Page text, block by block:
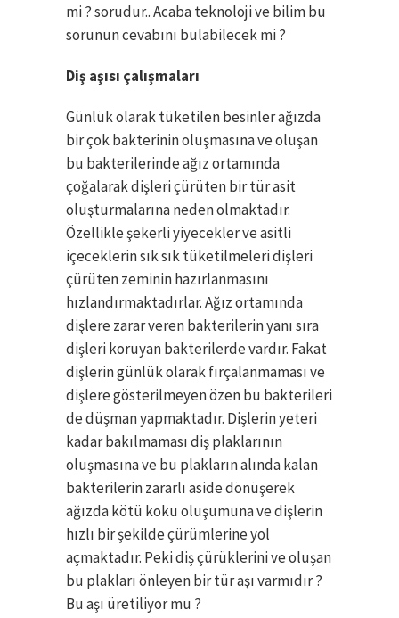
mi ? sorudur.. Acaba teknoloji ve bilim bu
sorunun cevabını bulabilecek mi ?
Diş aşısı çalışmaları
Günlük olarak tüketilen besinler ağızda
bir çok bakterinin oluşmasına ve oluşan
bu bakterilerinde ağız ortamında
çoğalarak dişleri çürüten bir tür asit
oluşturmalarına neden olmaktadır.
Özellikle şekerli yiyecekler ve asitli
içeceklerin sık sık tüketilmeleri dişleri
çürüten zeminin hazırlanmasını
hızlandırmaktadırlar. Ağız ortamında
dişlere zarar veren bakterilerin yanı sıra
dişleri koruyan bakterilerde vardır. Fakat
dişlerin günlük olarak fırçalanmaması ve
dişlere gösterilmeyen özen bu bakterileri
de düşman yapmaktadır. Dişlerin yeteri
kadar bakılmaması diş plaklarının
oluşmasına ve bu plakların alında kalan
bakterilerin zararlı aside dönüşerek
ağızda kötü koku oluşumuna ve dişlerin
hızlı bir şekilde çürümlerine yol
açmaktadır. Peki diş çürüklerini ve oluşan
bu plakları önleyen bir tür aşı varmıdır ?
Bu aşı üretiliyor mu ?